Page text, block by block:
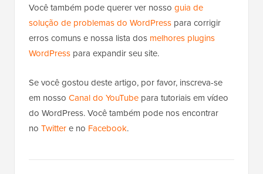
Você também pode querer ver nosso guia de
solução de problemas do WordPress para corrigir
erros comuns e nossa lista dos melhores plugins
WordPress para expandir seu site.
Se você gostou deste artigo, por favor, inscreva-se
em nosso Canal do YouTube para tutoriais em vídeo
do WordPress. Você também pode nos encontrar
no Twittere no Facebook.